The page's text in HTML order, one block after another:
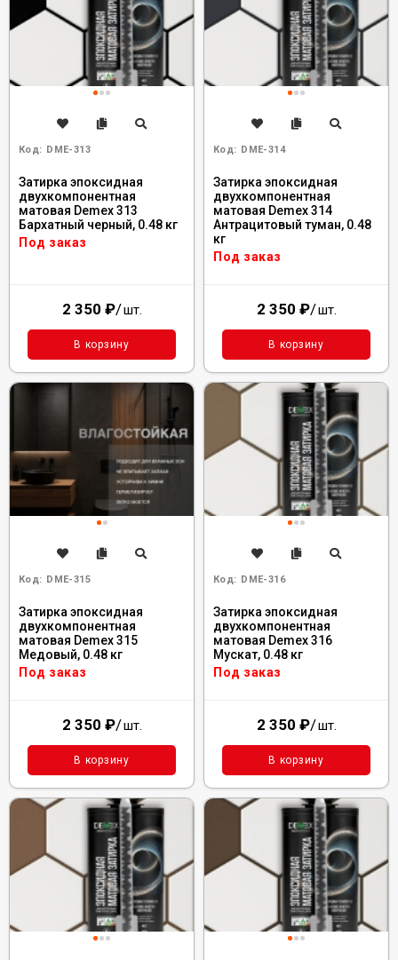
Код: DME-313
Затирка эпоксидная
двухкомпонентная
матовая Demex 313
Бархатный черный, 0.48 кг
Под заказ
2 350 ₽/шт.
В корзину
Код: DME-314
Затирка эпоксидная
двухкомпонентная
матовая Demex 314
Антрацитовый туман, 0.48
кг
Под заказ
2 350 ₽/шт.
В корзину
Код: DME-315
Затирка эпоксидная
двухкомпонентная
матовая Demex 315
Медовый, 0.48 кг
Под заказ
2 350 ₽/шт.
В корзину
Код: DME-316
Затирка эпоксидная
двухкомпонентная
матовая Demex 316
Мускат, 0.48 кг
Под заказ
2 350 ₽/шт.
В корзину